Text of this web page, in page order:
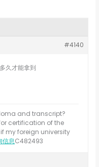
#4140
久才能拿到
and transcript?
certification of the
my foreign university
信息C482493